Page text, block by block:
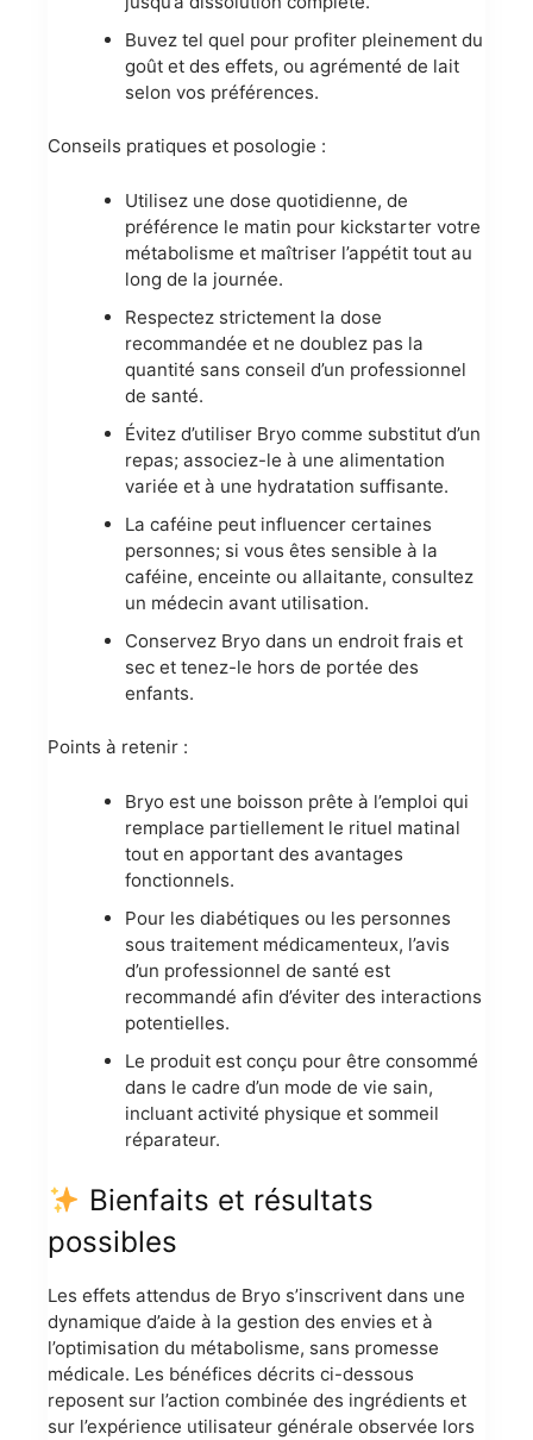
Buvez tel quel pour profiter pleinement du
goût et des effets, ou agrémenté de lait
selon vos préférences.
Conseils pratiques et posologie :
Utilisez une dose quotidienne, de
préférence le matin pour kickstarter votre
métabolisme et maîtriser l’appétit tout au
long de la journée.
Respectez strictement la dose
recommandée et ne doublez pas la
quantité sans conseil d’un professionnel
de santé.
Évitez d’utiliser Bryo comme substitut d’un
repas; associez-le à une alimentation
variée et à une hydratation suffisante.
La caféine peut influencer certaines
personnes; si vous êtes sensible à la
caféine, enceinte ou allaitante, consultez
un médecin avant utilisation.
Conservez Bryo dans un endroit frais et
sec et tenez-le hors de portée des
enfants.
Points à retenir :
Bryo est une boisson prête à l’emploi qui
remplace partiellement le rituel matinal
tout en apportant des avantages
fonctionnels.
Pour les diabétiques ou les personnes
sous traitement médicamenteux, l’avis
d’un professionnel de santé est
recommandé afin d’éviter des interactions
potentielles.
Le produit est conçu pour être consommé
dans le cadre d’un mode de vie sain,
incluant activité physique et sommeil
réparateur.
Bienfaits et résultats
possibles
Les effets attendus de Bryo s’inscrivent dans une
dynamique d’aide à la gestion des envies et à
l’optimisation du métabolisme, sans promesse
médicale. Les bénéfices décrits ci-dessous
reposent sur l’action combinée des ingrédients et
sur l’expérience utilisateur générale observée lors